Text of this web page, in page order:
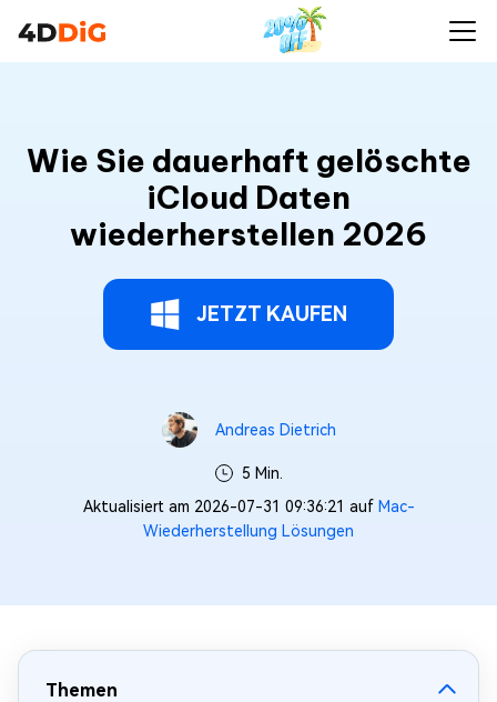
Wie Sie dauerhaft gelöschte
iCloud Daten
wiederherstellen 2026
JETZT KAUFEN
Andreas Dietrich
5 Min.
Aktualisiert am 2026-07-31 09:36:21 auf Mac-
Wiederherstellung Lösungen
Themen